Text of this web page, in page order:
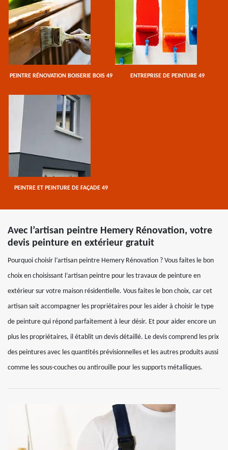
PEINTRE RÉNOVATION BOISERIE BOIS 49 ENTREPRISE DE PEINTURE 49
PEINTRE ET PEINTURE DE FAÇADE 49
Avec l’artisan peintre Hemery Rénovation, votre
devis peinture en extérieur gratuit
Pourquoi choisir l’artisan peintre Hemery Rénovation ? Vous faites le bon
choix en choisissant l’artisan peintre pour les travaux de peinture en
extérieur sur votre maison résidentielle. Vous faites le bon choix, car cet
artisan sait accompagner les propriétaires pour les aider à choisir le type
de peinture qui répond parfaitement à leur désir. Et pour aider encore un
plus les propriétaires, il établit un devis détaillé. Le devis comprend les prix
des peintures avec les quantités prévisionnelles et les autres produits aussi
comme les sous-couches ou antirouille pour les supports métalliques.